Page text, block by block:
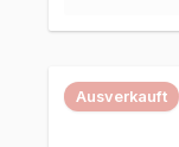
Ausverkauft